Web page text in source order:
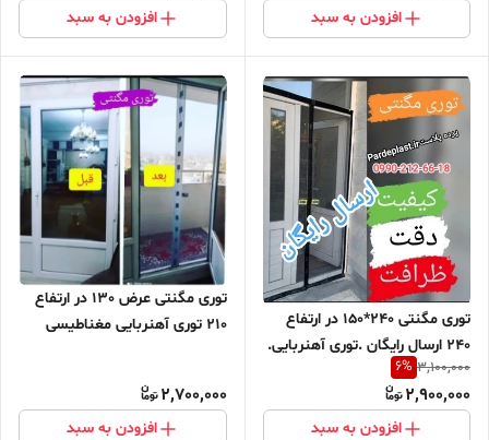
افزودن به سبد
بالکن . توری پشه . پشه بند .
پرده مغازه
افزودن به سبد
توری مگنتی 240*150 در ارتفاع
240 ارسال رایگان .توری آهنربایی.
مغناطیسی . مگنتیک . توری پشه
. پشه بند . پرده مگنتی .پرده
توری بالکن توری مغازه پرده مغازه
3,100,000
6%
2,900,000
افزودن به سبد
توری مگنتی عرض 130 در ارتفاع
210 توری آهنربایی مغناطیسی
مغازه پرده مغازه
2,700,000
افزودن به سبد